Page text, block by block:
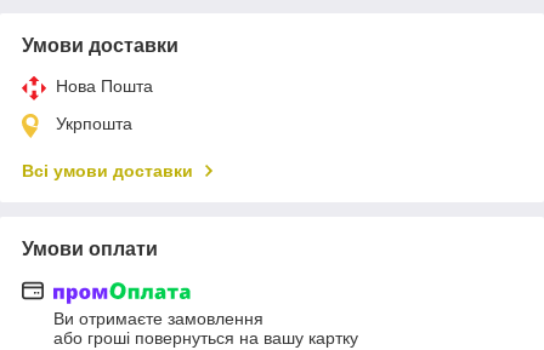
Умови доставки
Нова Пошта
Укрпошта
Всі умови доставки
Умови оплати
Ви отримаєте замовлення
або гроші повернуться на вашу картку